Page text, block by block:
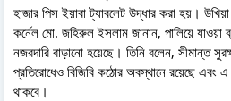
হাজার পিস ইয়াবা ট্যাবলেট উদ্ধার করা হয়।
কর্নেল মো. জহিরুল ইসলাম জানান, পালিয়ে যাওয়া
নজরদারি বাড়ানো হয়েছে। তিনি বলেন, সীমান্ত
প্রতিরোধেও বিজিবি কঠোর অবস্থানে রয়েছে এবং
থাকবে।